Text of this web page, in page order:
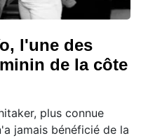
l'une des
de la côte
plus connue
jamais bénéficié de la